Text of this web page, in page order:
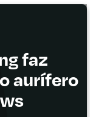
faz
aurífero